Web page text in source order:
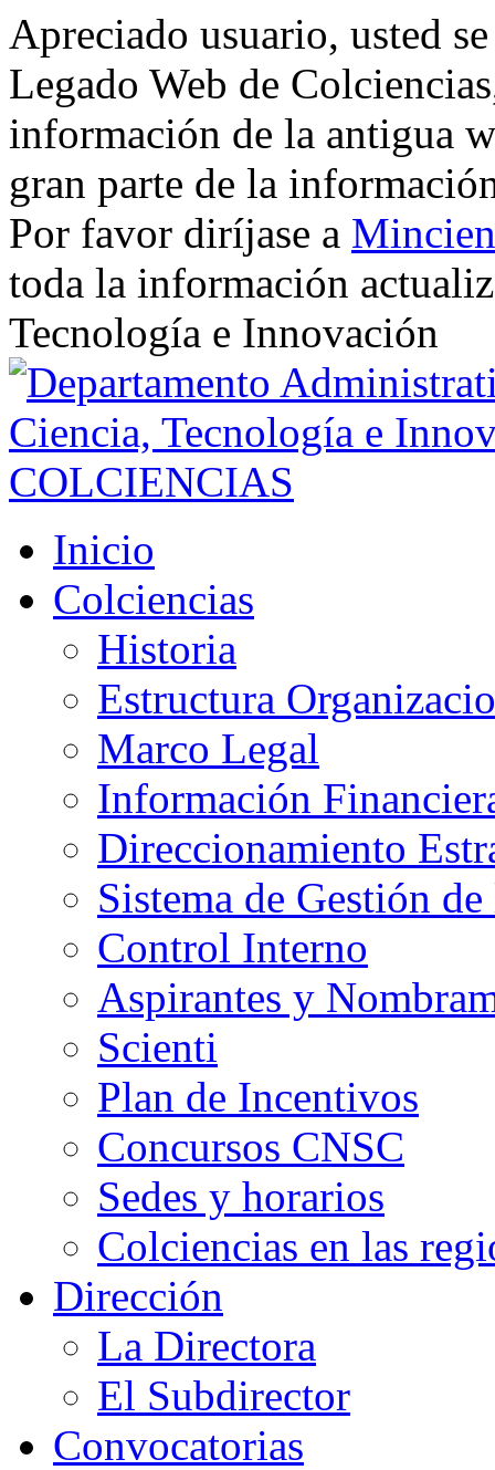
Apreciado usuario, usted
Legado Web de
información de la antigua
gran parte de la
Por favor diríjase a
toda la información
Tecnología e Innovación
Inicio
Colciencias
Historia
Estructura
Marco Legal
Información
Direccionamiento
Sistema de Gestión
Control Interno
Aspirantes y
Scienti
Plan de Incentivos
Concursos CNSC
Sedes y horarios
Colciencias en las
Dirección
La Directora
El Subdirector
Convocatorias